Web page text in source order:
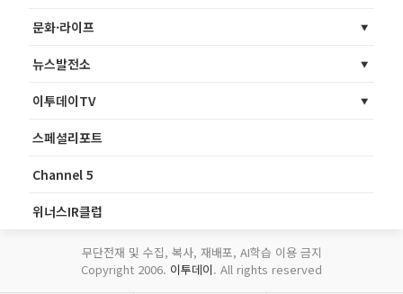
문화·라이프
뉴스발전소
이투데이TV
스페셜리포트
Channel 5
위너스IR클럽
무단전재 및 수집, 복사, 재배포, AI학습 이용 금지
Copyright 2006. 이투데이. All rights reserved